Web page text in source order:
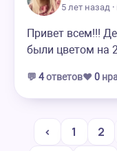
5 лет назад
Привет всем!!!
были цветом на
💬 4ответов❤️ 0
‹ 1 2